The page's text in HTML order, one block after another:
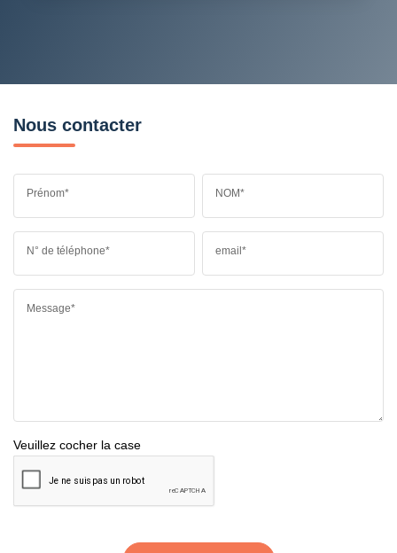
Nous contacter
Prénom* NOM*
N° de téléphone* email*
Message*
Veuillez cocher la case